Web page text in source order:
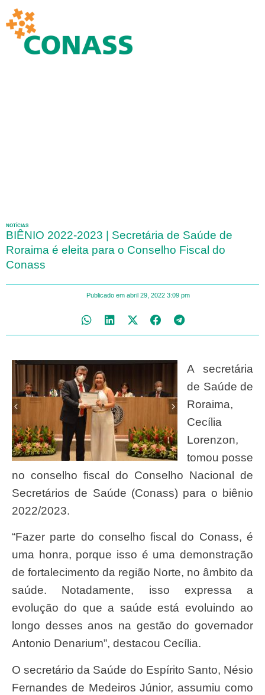
NOTÍCIAS
BIÊNIO 2022-2023 | Secretária de Saúde de
Roraima é eleita para o Conselho Fiscal do
Conass
Publicado em abril 29, 2022 3:09 pm
A secretária
de Saúde de
Roraima,
Cecília
Lorenzon,
tomou posse
no conselho fiscal do Conselho Nacional de
Secretários de Saúde (Conass) para o biênio
2022/2023.
“Fazer parte do conselho fiscal do Conass, é
uma honra, porque isso é uma demonstração
de fortalecimento da região Norte, no âmbito da
saúde. Notadamente, isso expressa a
evolução do que a saúde está evoluindo ao
longo desses anos na gestão do governador
Antonio Denarium”, destacou Cecília.
O secretário da Saúde do Espírito Santo, Nésio
Fernandes de Medeiros Júnior, assumiu como